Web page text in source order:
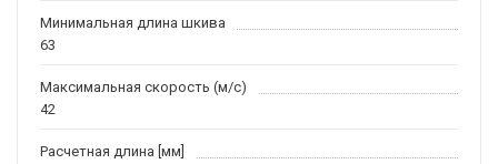
Минимальная длина шкива
63
Максимальная скорость (м/c)
42
Расчетная длина [мм]